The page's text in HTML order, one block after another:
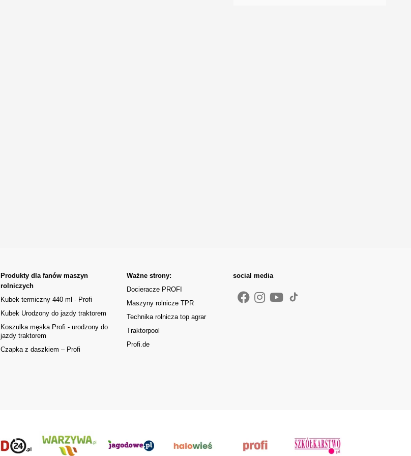
Produkty dla fanów maszyn
rolniczych
Kubek termiczny 440 ml - Profi
Kubek Urodzony do jazdy traktorem
Koszulka męska Profi - urodzony do
jazdy traktorem
Czapka z daszkiem – Profi
Ważne strony:
Docieracze PROFI
Maszyny rolnicze TPR
Technika rolnicza top agrar
Traktorpool
Profi.de
social media